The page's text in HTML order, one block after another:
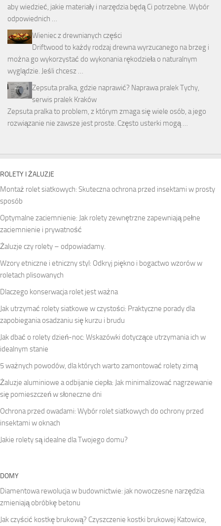
aby wiedzieć, jakie materiały i narzędzia będą Ci potrzebne. Wybór
odpowiednich …
Wieniec z drewnianych części
Driftwood to każdy rodzaj drewna wyrzucanego na brzeg i
można go wykorzystać do wykonania rękodzieła o naturalnym
wyglądzie. Jeśli chcesz …
Zepsuta pralka, gdzie naprawić? Naprawa pralek Tychy,
serwis pralek Kraków
Zepsuta pralka to problem, z którym zmaga się wiele osób, a jego
rozwiązanie nie zawsze jest proste. Często usterki mogą …
ROLETY I ŻALUZJE
Montaż rolet siatkowych: Skuteczna ochrona przed insektami w prosty
sposób
Optymalne zaciemnienie: Jak rolety zewnętrzne zapewniają pełne
zaciemnienie i prywatność
Żaluzje czy rolety – odpowiadamy.
Wzory etniczne i etniczny styl: Odkryj piękno i bogactwo wzorów w
roletach plisowanych
Dlaczego konserwacja rolet jest ważna
Jak utrzymać rolety siatkowe w czystości: Praktyczne porady dla
zapobiegania osadzaniu się kurzu i brudu
Jak dbać o rolety dzień-noc: Wskazówki dotyczące utrzymania ich w
idealnym stanie
5 ważnych powodów, dla których warto zamontować rolety zimą
Żaluzje aluminiowe a odbijanie ciepła: Jak minimalizować nagrzewanie
się pomieszczeń w słoneczne dni
Ochrona przed owadami: Wybór rolet siatkowych do ochrony przed
insektami w oknach
Jakie rolety są idealne dla Twojego domu?
DOMY
Diamentowa rewolucja w budownictwie: jak nowoczesne narzędzia
zmieniają obróbkę betonu
Jak czyścić kostkę brukową? Czyszczenie kostki brukowej Katowice,